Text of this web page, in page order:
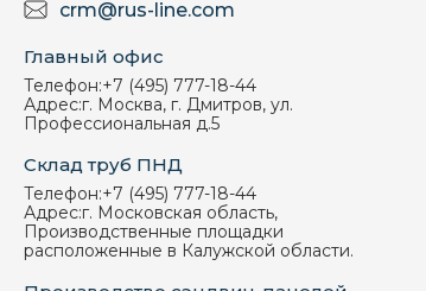
crm@rus-line.com
Главный офис
Телефон:+7 (495) 777-18-44
Адрес:г. Москва, г. Дмитров, ул.
Профессиональная д.5
Склад труб ПНД
Телефон:+7 (495) 777-18-44
Адрес:г. Московская область,
Производственные площадки
расположенные в Калужской области.